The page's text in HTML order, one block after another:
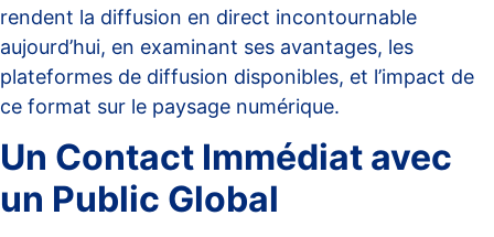
rendent la diffusion en direct incontournable
aujourd’hui, en examinant ses avantages, les
plateformes de diffusion disponibles, et l’impact de
ce format sur le paysage numérique.
Un Contact Immédiat avec
un Public Global